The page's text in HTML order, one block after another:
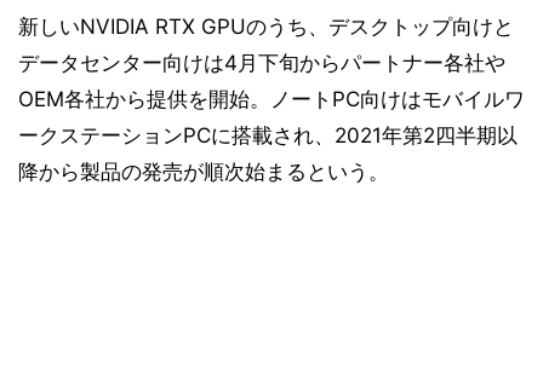
新しいNVIDIA RTX GPUのうち、デスクトップ向けと
データセンター向けは4月下旬からパートナー各社や
OEM各社から提供を開始。ノートPC向けはモバイルワ
ークステーションPCに搭載され、2021年第2四半期以
降から製品の発売が順次始まるという。